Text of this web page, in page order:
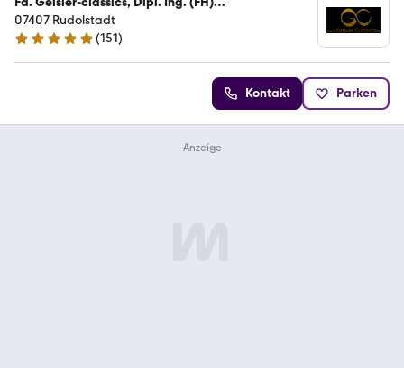
Kraftfahrzeugtechnik Enrico Geisler
07407 Rudolstadt
4.8 Sterne
(151)
Kontakt Parken